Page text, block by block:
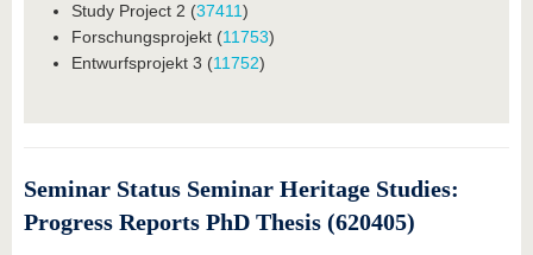
Study Project 2 (37411)
Forschungsprojekt (11753)
Entwurfsprojekt 3 (11752)
Seminar Status Seminar Heritage Studies:
Progress Reports PhD Thesis (620405)